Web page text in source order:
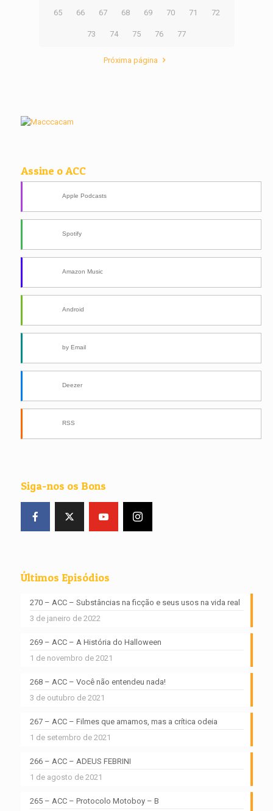
65 66 67 68 69 70 71 72
73 74 75 76 77
Próxima página
Assine o ACC
Apple Podcasts
Spotify
Amazon Music
Android
by Email
Deezer
RSS
Siga-nos os Bons
Últimos Episódios
270 – ACC – Substâncias na ficção e seus usos na vida real
3 de janeiro de 2022
269 – ACC – A História do Halloween
1 de novembro de 2021
268 – ACC – Você não entendeu nada!
3 de outubro de 2021
267 – ACC – Filmes que amamos, mas a crítica odeia
1 de setembro de 2021
266 – ACC – ADEUS FEBRINI
1 de agosto de 2021
265 – ACC – Protocolo Motoboy – B